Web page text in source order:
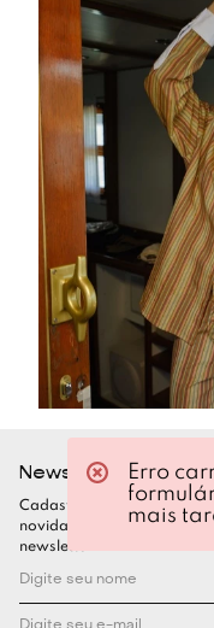
Newsletter
Cadastre-se para ficar por
novidades. Garanta seu
newsletter
Erro
mais